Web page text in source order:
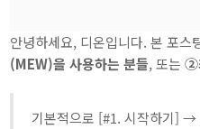
안녕하세요, 디온입니다. 본 포스
(MEW)을 사용하는 분들, 또는 ②
기본적으로 [#1. 시작하기]